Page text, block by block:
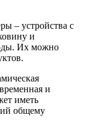
– устройства с
и
Их можно
и
иметь
общему